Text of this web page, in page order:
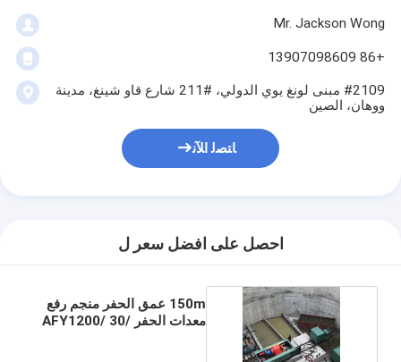
Mr. Jackson Wong
+86 13907098609
#2109 مبنى لونغ يوي الدولي، #211 شارع قاو شينغ، مدينة
ووهان، الصين
ﺎﺘﺼﻟ ﺍﻶﻧ
احصل على افضل سعر ل
150m عمق الحفر منجم رفع
معدات الحفر AFY1200/ 30/